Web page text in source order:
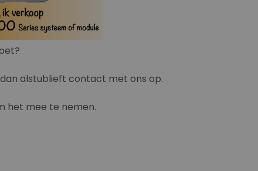
alstublieft contact met ons op.
het mee te nemen.